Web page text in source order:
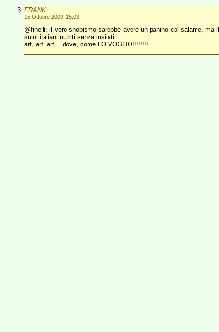
FRANK:
15 Ottobre 2009, 15:03
@finelli: il vero snobismo sarebbe avere un panino col salame,
suini italiani nutriti senza insilati …
arf, arf, arf… dove, come LO VOGLIO!!!!!!!!